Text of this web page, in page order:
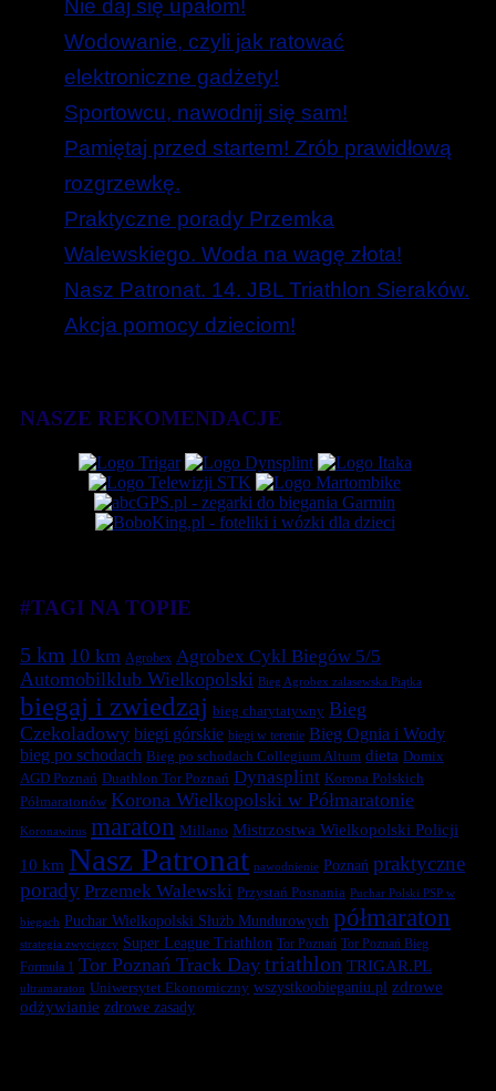
Nie daj się upałom!
Wodowanie, czyli jak ratować
elektroniczne gadżety!
Sportowcu, nawodnij się sam!
Pamiętaj przed startem! Zrób prawidłową
rozgrzewkę.
Praktyczne porady Przemka
Walewskiego. Woda na wagę złota!
Nasz Patronat. 14. JBL Triathlon Sieraków.
Akcja pomocy dzieciom!
NASZE REKOMENDACJE
#TAGI NA TOPIE
5 km 10 km Agrobex Agrobex Cykl Biegów 5/5
Automobilklub Wielkopolski Bieg Agrobex zalasewska Piątka
biegaj i zwiedzaj bieg charytatywny Bieg
Czekoladowy biegi górskie biegi w terenie Bieg Ognia i Wody
bieg po schodach Bieg po schodach Collegium Altum dieta Domix
AGD Poznań Duathlon Tor Poznań Dynasplint Korona Polskich
Półmaratonów Korona Wielkopolski w Półmaratonie
Koronawirus maraton Millano Mistrzostwa Wielkopolski Policji
10 km Nasz Patronat nawodnienie Poznań praktyczne
porady Przemek Walewski Przystań Posnania Puchar Polski PSP w
biegach Puchar Wielkopolski Służb Mundurowych półmaraton
strategia zwycięzcy Super League Triathlon Tor Poznań Tor Poznań Bieg
Formuła 1 Tor Poznań Track Day triathlon TRIGAR.PL
ultramaraton Uniwersytet Ekonomiczny wszystkoobieganiu.pl zdrowe
odżywianie zdrowe zasady